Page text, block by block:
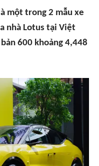
một trong 2 mẫu xe
nhà Lotus tại Việt
600 khoảng 4,448